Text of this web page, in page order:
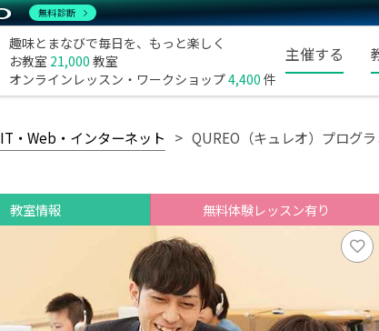
趣味とまなびで毎日を、もっと楽しく
お教室 21,000 教室
オンラインレッスン・ワークショップ4,400 件
主催する
IT・Web・インターネット QUREO（キュレオ）プログ
教室情報 無料体験レッスン有り
無料診断